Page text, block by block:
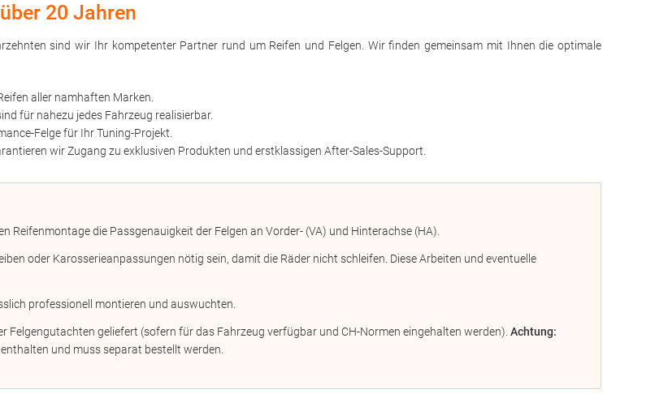
20 Jahren
sind wir Ihr kompetenter Partner rund um Reifen und Felgen. Wir finden gemeinsam mit Ihnen die optimale
aller namhaften Marken.
für nahezu jedes Fahrzeug realisierbar.
Felge für Ihr Tuning-Projekt.
wir Zugang zu exklusiven Produkten und erstklassigen After-Sales-Support.
Reifenmontage die Passgenauigkeit der Felgen an Vorder- (VA) und Hinterachse (HA).
oder Karosserieanpassungen nötig sein, damit die Räder nicht schleifen. Diese Arbeiten und eventuelle
professionell montieren und auswuchten.
Felgengutachten geliefert (sofern für das Fahrzeug verfügbar und CH-Normen eingehalten werden). Achtung:
und muss separat bestellt werden.